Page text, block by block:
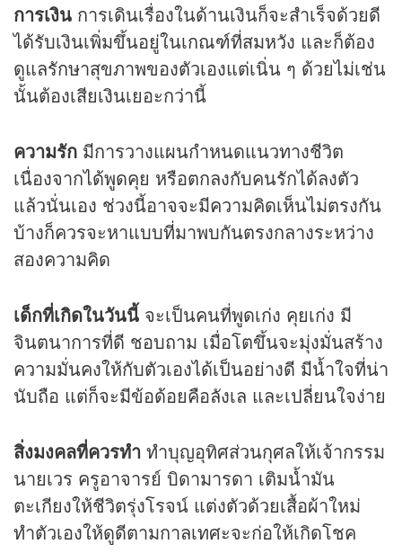
การเงิน การเดินเรื่องในด้านเงินก็จะสำเร็จด้วยดี
ได้รับเงินเพิ่มขึ้นอยู่ในเกณฑ์ที่สมหวัง และก็ต้อง
ดูแลรักษาสุขภาพของตัวเองแต่เนิ่น ๆ ด้วยไม่เช่น
นั้นต้องเสียเงินเยอะกว่านี้
ความรัก มีการวางแผนกำหนดแนวทางชีวิต
เนื่องจากได้พูดคุย หรือตกลงกับคนรักได้ลงตัว
แล้วนั่นเอง ช่วงนี้อาจจะมีความคิดเห็นไม่ตรงกัน
บ้างก็ควรจะหาแบบที่มาพบกันตรงกลางระหว่าง
สองความคิด
เด็กที่เกิดในวันนี้ จะเป็นคนที่พูดเก่ง คุยเก่ง มี
จินตนาการที่ดี ชอบถาม เมื่อโตขึ้นจะมุ่งมั่นสร้าง
ความมั่นคงให้กับตัวเองได้เป็นอย่างดี มีน้ำใจที่น่า
นับถือ แต่ก็จะมีข้อด้อยคือลังเล และเปลี่ยนใจง่าย
สิ่งมงคลที่ควรทำ ทำบุญอุทิศส่วนกุศลให้เจ้ากรรม
นายเวร ครูอาจารย์ บิดามารดา เติมน้ำมัน
ตะเกียงให้ชีวิตรุ่งโรจน์ แต่งตัวด้วยเสื้อผ้าใหม่
ทำตัวเองให้ดูดีตามกาลเทศะจะก่อให้เกิดโชค